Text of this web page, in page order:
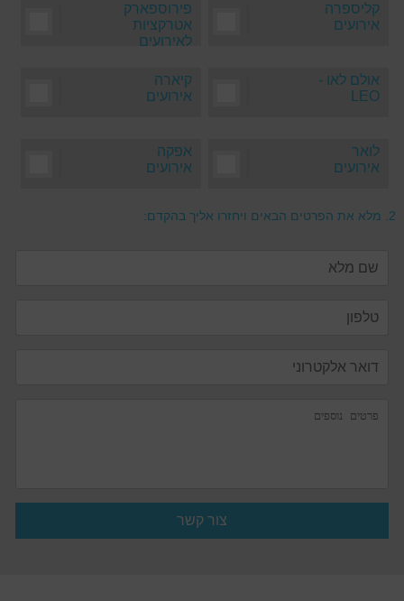
קליספרה
אירועים
פירוספארק
אטרקציות
לאירועים
אולם לאו -
LEO
קיארה
אירועים
לואר
אירועים
אפקה
אירועים
2. מלא את הפרטים הבאים ויחזרו אליך בהקדם: